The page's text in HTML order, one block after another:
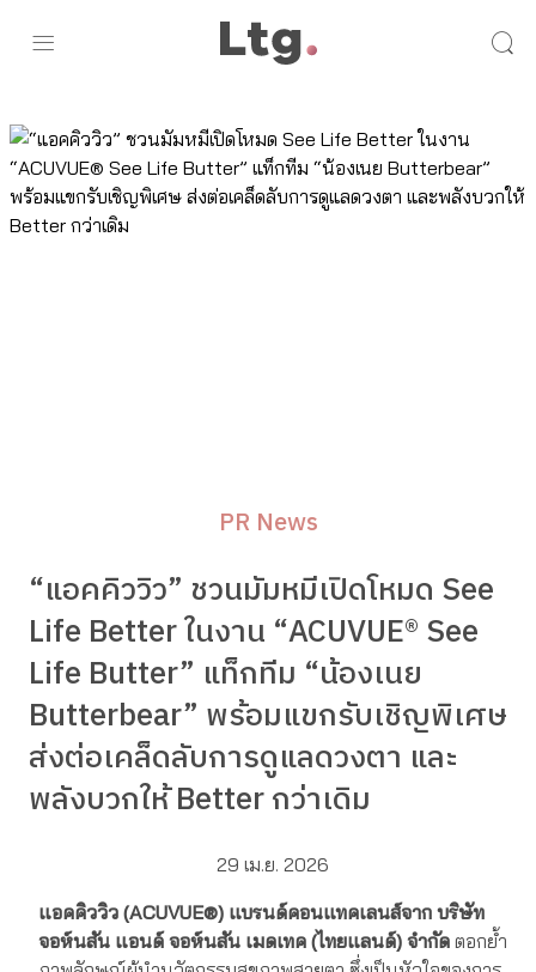
PR News
“แอคคิววิว” ชวนมัมหมีเปิดโหมด See
Life Better ในงาน “ACUVUE® See
Life Butter” แท็กทีม “น้องเนย
Butterbear” พร้อมแขกรับเชิญพิเศษ
ส่งต่อเคล็ดลับการดูแลดวงตา และ
พลังบวกให้ Better กว่าเดิม
29 เม.ย. 2026
แอคคิววิว (ACUVUE®) แบรนด์คอนแทคเลนส์จาก บริษัท
จอห์นสัน แอนด์ จอห์นสัน เมดเทค (ไทยแลนด์) จำกัด ตอกย้ำ